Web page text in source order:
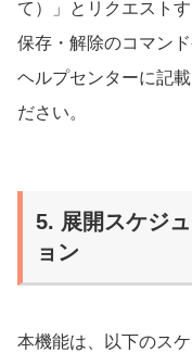
て）」とリクエスト
保存・解除のコマン
ヘルプセンターに記
ださい。
5. 展開スケジ
ョン
本機能は、以下のス